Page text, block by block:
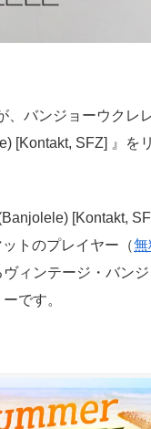
、バンジョーウクレ
[Kontakt, SFZ] 』を
[Kontakt,
トのプレイヤー（無
ィンテージ・バン
です。